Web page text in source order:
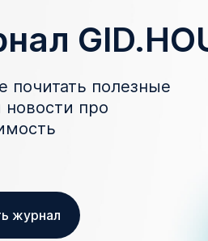
почитать полезные
новости про
журнал